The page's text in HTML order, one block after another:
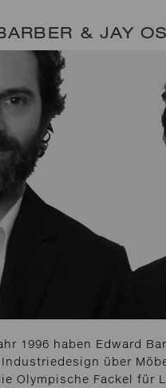
& JAY
1996 haben Edward
über
Olympische Fackel für